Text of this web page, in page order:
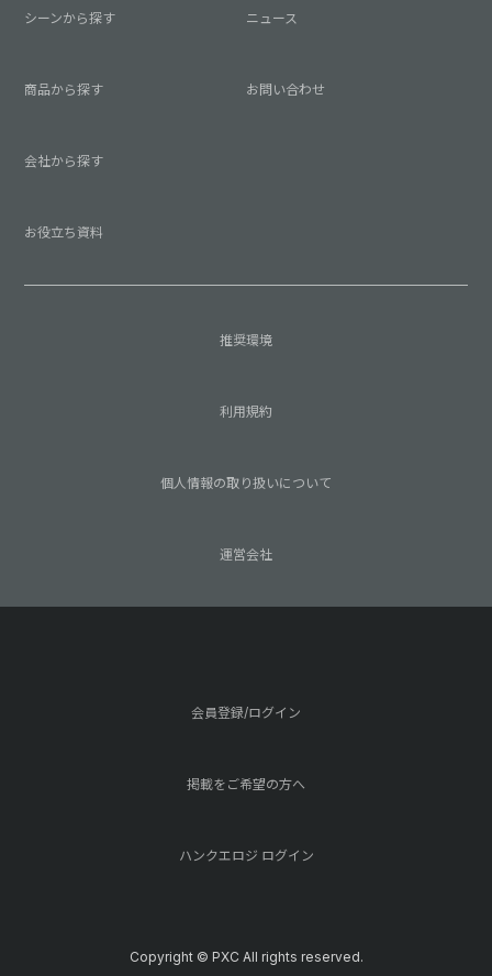
シーンから探す
商品から探す
会社から探す
お役立ち資料
ニュース
お問い合わせ
推奨環境
利用規約
個人情報の取り扱いについて
運営会社
会員登録/ログイン
掲載をご希望の方へ
ハンクエロジ ログイン
Copyright © PXC All rights reserved.